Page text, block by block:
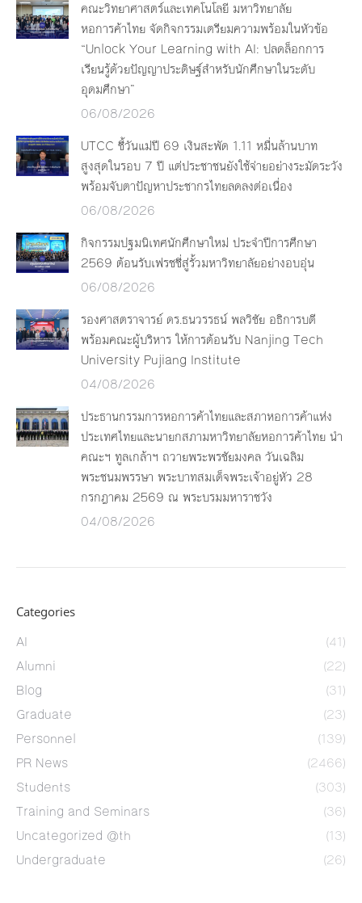
คณะวิทยาศาสตร์และเทคโนโลยี มหาวิทยาลัย
หอการค้าไทย จัดกิจกรรมเตรียมความพร้อมในหัวข้อ
“Unlock Your Learning with AI: ปลดล็อกการ
เรียนรู้ด้วยปัญญาประดิษฐ์สำหรับนักศึกษาในระดับ
อุดมศึกษา”
06/08/2026
UTCC ชี้วันแม่ปี 69 เงินสะพัด 1.11 หมื่นล้านบาท
สูงสุดในรอบ 7 ปี แต่ประชาชนยังใช้จ่ายอย่างระมัดระวัง
พร้อมจับตาปัญหาประชากรไทยลดลงต่อเนื่อง
06/08/2026
กิจกรรมปฐมนิเทศนักศึกษาใหม่ ประจำปีการศึกษา
2569 ต้อนรับเฟรชชี่สู่รั้วมหาวิทยาลัยอย่างอบอุ่น
06/08/2026
รองศาสตราจารย์ ดร.ธนวรรธน์ พลวิชัย อธิการบดี
พร้อมคณะผู้บริหาร ให้การต้อนรับ Nanjing Tech
University Pujiang Institute
04/08/2026
ประธานกรรมการหอการค้าไทยและสภาหอการค้าแห่ง
ประเทศไทยและนายกสภามหาวิทยาลัยหอการค้าไทย นำ
คณะฯ ทูลเกล้าฯ ถวายพระพรชัยมงคล วันเฉลิม
พระชนมพรรษา พระบาทสมเด็จพระเจ้าอยู่หัว 28
กรกฎาคม 2569 ณ พระบรมมหาราชวัง
04/08/2026
Categories
AI
(41)
Alumni
(22)
Blog
(31)
Graduate
(23)
Personnel
(139)
PR News
(2466)
Students
(303)
Training and Seminars
(36)
Uncategorized @th
(13)
Undergraduate
(26)